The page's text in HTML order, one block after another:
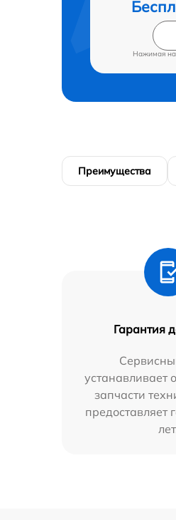
Нажимая на
Преимущества
Гарантия
устанавливает
запчасти
предоставляет